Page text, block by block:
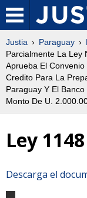
Justia Paraguay
Parcialmente La Ley
Aprueba El
Credito Para La
Paraguay Y El
Monto De U.
Ley 1148
Descarga el